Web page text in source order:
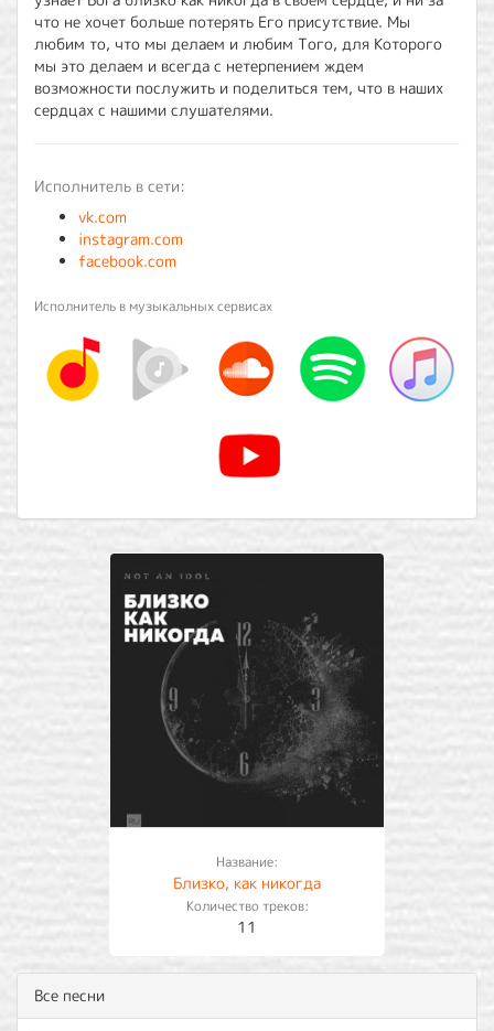
что не хочет больше потерять Его присутствие. Мы
любим то, что мы делаем и любим Того, для Которого
мы это делаем и всегда с нетерпением ждем
возможности послужить и поделиться тем, что в наших
сердцах с нашими слушателями.
Исполнитель в сети:
vk.com
instagram.com
facebook.com
Исполнитель в музыкальных сервисах
Название:
Близко, как никогда
Количество треков:
11
Все песни